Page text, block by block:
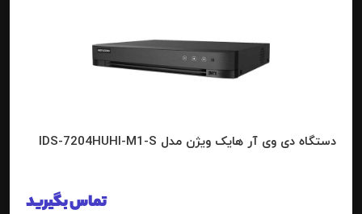
دستگاه دی وی آر هایک ویژن مدل IDS-7204HUHI-M1-S
تماس بگیرید